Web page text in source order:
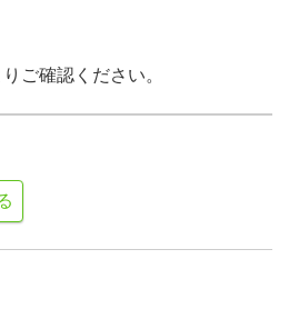
ご確認ください。